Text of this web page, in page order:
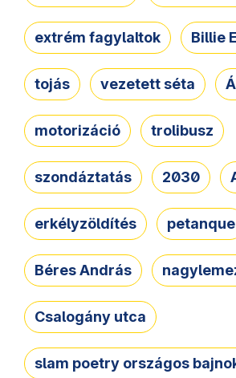
extrém fagylaltok Billie
tojás vezetett séta
motorizáció trolibusz
szondáztatás 2030
erkélyzöldítés petanque
Béres András
Csalogány utca
slam poetry országos